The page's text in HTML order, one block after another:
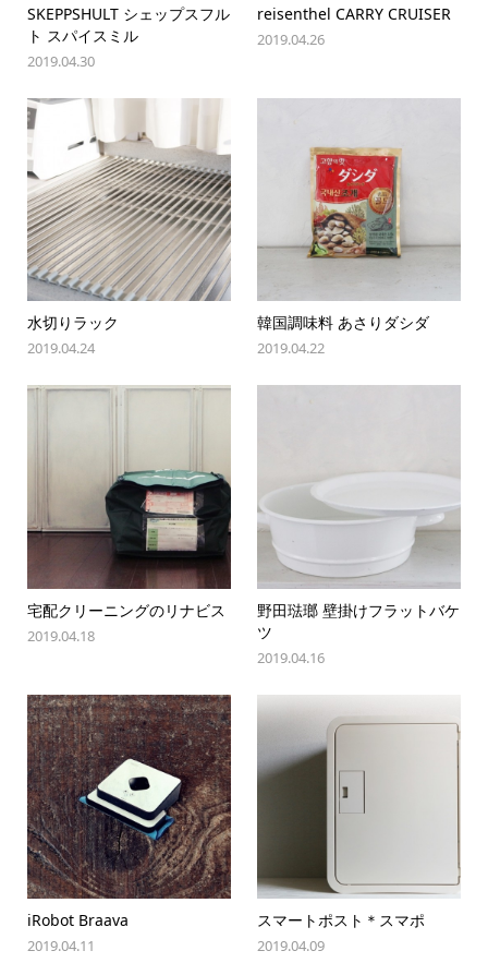
SKEPPSHULT シェップスフル
ト スパイスミル
2019.04.30
reisenthel CARRY CRUISER
2019.04.26
水切りラック
2019.04.24
韓国調味料 あさりダシダ
2019.04.22
宅配クリーニングのリナビス
2019.04.18
野田琺瑯 壁掛けフラットバケ
ツ
2019.04.16
iRobot Braava
2019.04.11
スマートポスト＊スマポ
2019.04.09